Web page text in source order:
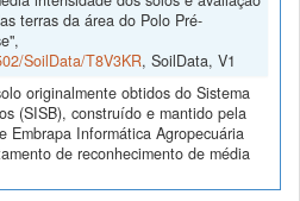
terras da área do Polo Pré-
SoilData/T8V3KR, SoilData, V1
originalmente obtidos do Sistema
(SISB), construído e mantido pela
Embrapa Informática Agropecuária
de reconhecimento de média